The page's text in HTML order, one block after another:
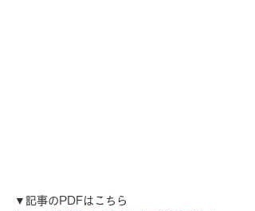
▼記事のPDFはこちら